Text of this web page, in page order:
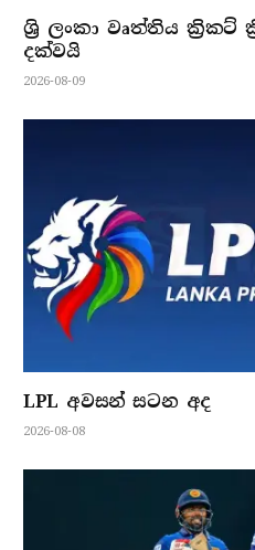
ශ්‍රි ලංකා වෘත්තිය ක්‍රිකට්
දක්වයි
2026-08-09
LPL අවසන් සටන අද
2026-08-08